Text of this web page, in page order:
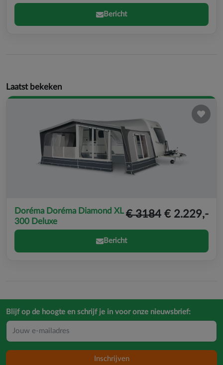
Bericht
Laatst bekeken
Doréma Doréma Diamond XL
300 Deluxe
€ 3184 € 2.229,-
Bericht
Blijf op de hoogte en schrijf je in voor onze nieuwsbrief:
Inschrijven